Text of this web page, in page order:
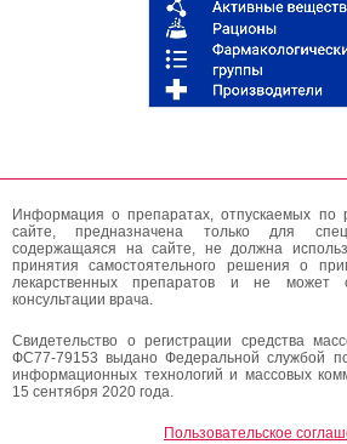
Информация о препаратах, отпускаемых по
сайте, предназначена только для
содержащаяся на сайте, не должна
принятия самостоятельного решения о
лекарственных препаратов и не может
консультации врача.
Свидетельство о регистрации средства
ФС77-79153 выдано Федеральной службой
информационных технологий и массовых
15 сентября 2020 года.
Пользовательское